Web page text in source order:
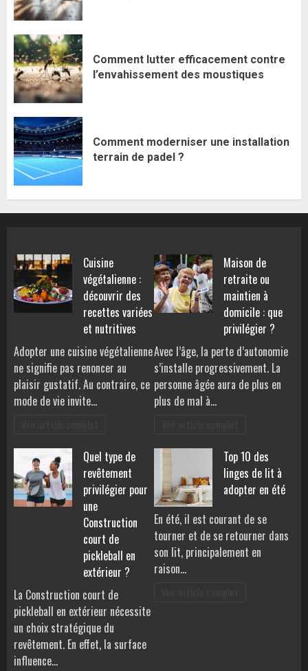
Comment lutter efficacement contre
l’envahissement des moustiques
Comment moderniser une installation
terrain de padel ?
Cuisine
végétalienne :
découvrir des
recettes variées
et nutritives
Adopter une cuisine végétalienne
ne signifie pas renoncer au
plaisir gustatif. Au contraire, ce
mode de vie invite…
Maison de
retraite ou
maintien à
domicile : que
privilégier ?
Avec l’âge, la perte d’autonomie
s’installe progressivement. La
personne âgée aura de plus en
plus de mal à…
Quel type de
revêtement
privilégier pour
une
Construction
court de
pickleball en
extérieur ?
La Construction court de
pickleball en extérieur nécessite
un choix stratégique du
revêtement. En effet, la surface
influence…
Top 10 des
linges de lit à
adopter en été
En été, il est courant de se
tourner et de se retourner dans
son lit, principalement en
raison…